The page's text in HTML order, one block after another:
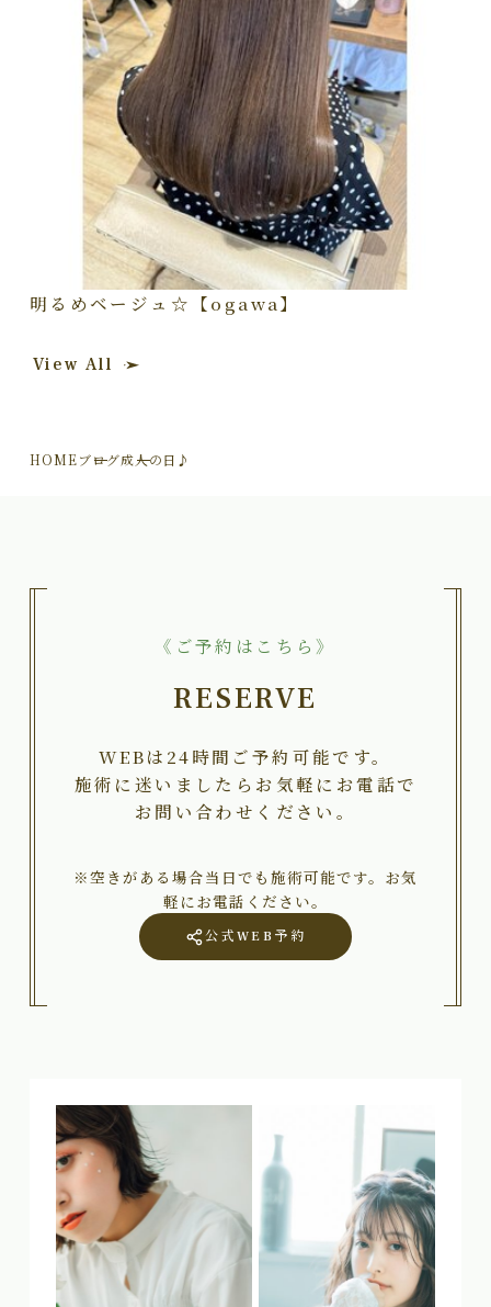
明るめベージュ☆【ogawa】
View All
HOMEブログ成人の日♪
《ご予約はこちら》
RESERVE
WEBは24時間ご予約可能です。
施術に迷いましたらお気軽にお電話で
お問い合わせください。
※空きがある場合当日でも施術可能です。お気
軽にお電話ください。
公式WEB予約